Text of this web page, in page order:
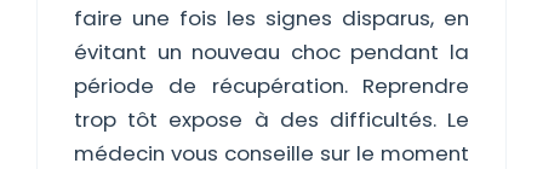
faire une fois les signes disparus, en
évitant un nouveau choc pendant la
période de récupération. Reprendre
trop tôt expose à des difficultés. Le
médecin vous conseille sur le moment